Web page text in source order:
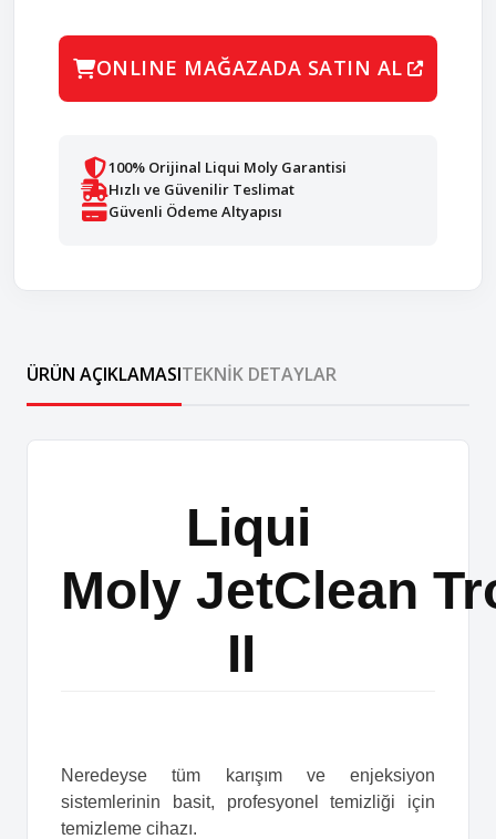
ONLINE MAĞAZADA SATIN AL
100% Orijinal Liqui Moly Garantisi
Hızlı ve Güvenilir Teslimat
Güvenli Ödeme Altyapısı
ÜRÜN AÇIKLAMASITEKNIK DETAYLAR
Liqui
Moly JetClean
II
Neredeyse tüm karışım ve enjeksiyon
sistemlerinin basit, profesyonel temizliği için
temizleme cihazı.